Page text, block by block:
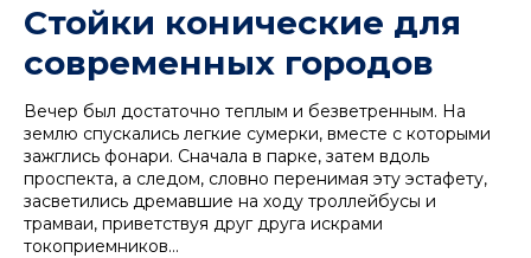
Стойки конические для
современных городов
Вечер был достаточно теплым и безветренным. На
землю спускались легкие сумерки, вместе с которыми
зажглись фонари. Сначала в парке, затем вдоль
проспекта, а следом, словно перенимая эту эстафету,
засветились дремавшие на ходу троллейбусы и
трамваи, приветствуя друг друга искрами
токоприемников...